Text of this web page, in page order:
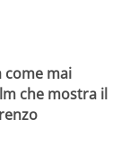
come mai
che mostra il